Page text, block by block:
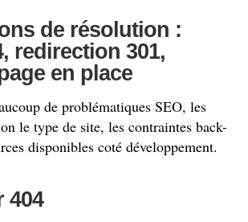
de résolution :
redirection 301,
en place
de problématiques SEO, les
le type de site, les contraintes back-
disponibles coté développement.
404